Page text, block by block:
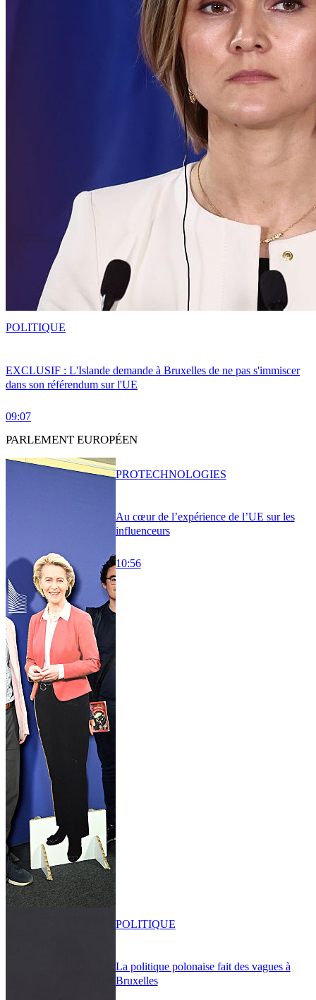
EXCLUSIF : L'Islande demande à Bruxelles de ne pas s'immiscer
dans son référendum sur l'UE
09:07
POLITIQUE
PARLEMENT EUROPÉEN
Au cœur de l’expérience de l’UE sur les
influenceurs
10:56
PROTECHNOLOGIES
La politique polonaise fait des vagues à
Bruxelles
POLITIQUE